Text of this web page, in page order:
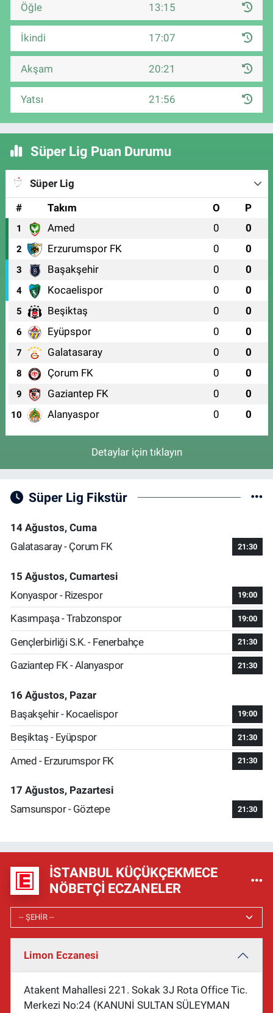
Öğle 13:15
İkindi 17:07
Akşam 20:21
Yatsı 21:56
Süper Lig Puan Durumu
Süper Lig
#
Takım O P
1 Amed 0 0
2 Erzurumspor FK 0 0
3 Başakşehir 0 0
4 Kocaelispor 0 0
5 Beşiktaş 0 0
6 Eyüpspor 0 0
7 Galatasaray 0 0
8 Çorum FK 0 0
9 Gaziantep FK 0 0
10 Alanyaspor 0 0
Detaylar için tıklayın
Süper Lig Fikstür
14 Ağustos, Cuma
Galatasaray - Çorum FK
21:30
15 Ağustos, Cumartesi
Konyaspor - Rizespor
19:00
Kasımpaşa - Trabzonspor 19:00
Gençlerbirliği S.K. - Fenerbahçe 21:30
Gaziantep FK - Alanyaspor 21:30
16 Ağustos, Pazar
Başakşehir - Kocaelispor
19:00
Beşiktaş - Eyüpspor 21:30
Amed - Erzurumspor FK 21:30
17 Ağustos, Pazartesi
Samsunspor - Göztepe
21:30
İSTANBUL KÜÇÜKÇEKMECE
NÖBETÇI ECZANELER
Limon Eczanesi
Atakent Mahallesi 221. Sokak 3J Rota Office Tic.
Merkezi No:24 (KANUNİ SULTAN SÜLEYMAN